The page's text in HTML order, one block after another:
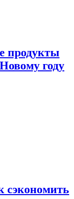
продукты
году
сэкономить